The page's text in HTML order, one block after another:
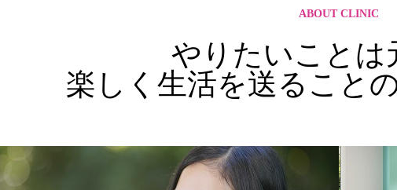
ABOUT CLINIC
やりたいことは
楽しく生活を送ること